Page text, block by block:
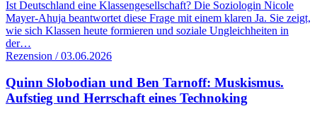
Ist Deutschland eine Klassengesellschaft? Die Soziologin Nicole
Mayer-Ahuja beantwortet diese Frage mit einem klaren Ja. Sie zeigt,
wie sich Klassen heute formieren und soziale Ungleichheiten in
der…
Rezension / 03.06.2026
Quinn Slobodian und Ben Tarnoff: Muskismus.
Aufstieg und Herrschaft eines Technoking